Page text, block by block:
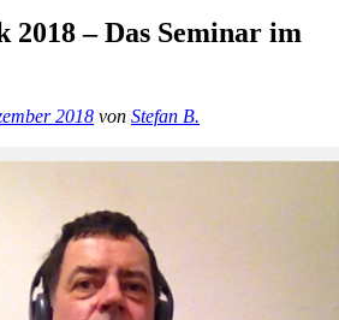
2018 – Das Seminar im
2018 von Stefan B.